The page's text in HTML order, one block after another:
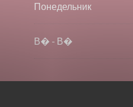
Понедельник
В� - В�